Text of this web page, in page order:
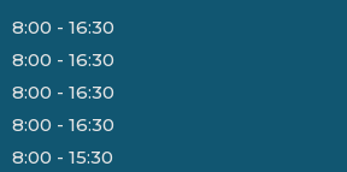
8:00 - 16:30
8:00 - 16:30
8:00 - 16:30
8:00 - 16:30
8:00 - 15:30